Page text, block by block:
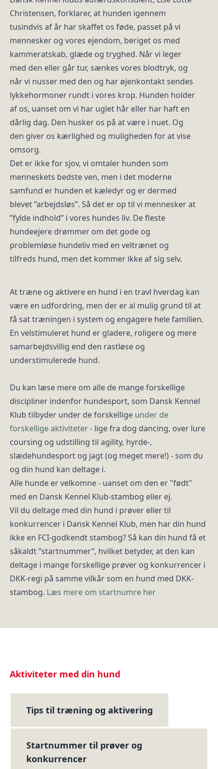
Christensen, forklarer, at hunden igennem
tusindvis af år har skaffet os føde, passet på vi
mennesker og vores ejendom, beriget os med
kammeratskab, glæde og tryghed. Når vi leger
med den eller går tur, sænkes vores blodtryk, og
når vi nusser med den og har øjenkontakt sendes
lykkehormoner rundt i vores krop. Hunden holder
af os, uanset om vi har uglet hår eller har haft en
dårlig dag. Den husker os på at være i nuet. Og
den giver os kærlighed og muligheden for at vise
omsorg.
Det er ikke for sjov, vi omtaler hunden som
menneskets bedste ven, men i det moderne
samfund er hunden et kæledyr og er dermed
blevet ”arbejdsløs”. Så det er op til vi mennesker at
”fylde indhold” i vores hundes liv. De fleste
hundeejere drømmer om det gode og
problemløse hundeliv med en veltrænet og
tilfreds hund, men det kommer ikke af sig selv.
At træne og aktivere en hund i en travl hverdag kan
være en udfordring, men der er al mulig grund til at
få sat træningen i system og engagere hele familien.
En velstimuleret hund er gladere, roligere og mere
samarbejdsvillig end den rastløse og
understimulerede hund.
Du kan læse mere om alle de mange forskellige
discipliner indenfor hundesport, som Dansk Kennel
Klub tilbyder under de forskellige under de
forskellige aktiviteter- lige fra dog dancing, over lure
coursing og udstilling til agility, hyrde-,
slædehundesport og jagt (og meget mere!) - som du
og din hund kan deltage i.
Alle hunde er velkomne - uanset om den er "født"
med en Dansk Kennel Klub-stambog eller ej.
Vil du deltage med din hund i prøver eller til
konkurrencer i Dansk Kennel Klub, men har din hund
ikke en FCI-godkendt stambog? Så kan din hund få et
såkaldt ”startnummer”, hvilket betyder, at den kan
deltage i mange forskellige prøver og konkurrencer i
DKK-regi på samme vilkår som en hund med DKK-
stambog. Læs mere om startnumre her
Aktiviteter med din hund
Tips til træning og aktivering
Startnummer til prøver og
konkurrencer